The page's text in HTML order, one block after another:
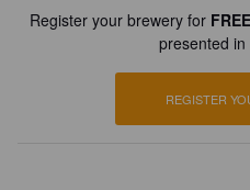
Register your brewery for FREE
presented in
REGISTER